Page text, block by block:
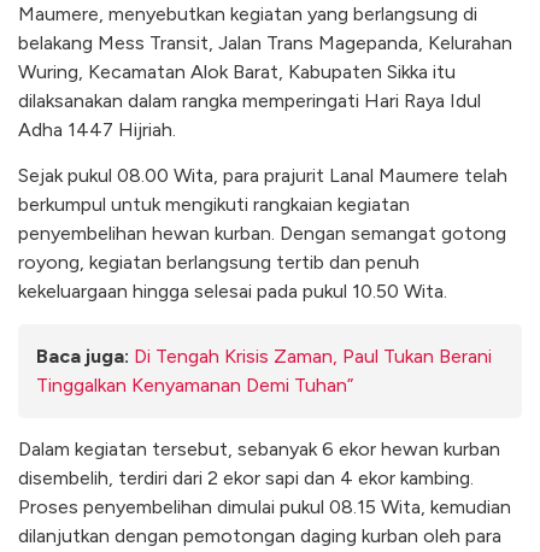
Maumere, menyebutkan kegiatan yang berlangsung di
belakang Mess Transit, Jalan Trans Magepanda, Kelurahan
Wuring, Kecamatan Alok Barat, Kabupaten Sikka itu
dilaksanakan dalam rangka memperingati Hari Raya Idul
Adha 1447 Hijriah.
Sejak pukul 08.00 Wita, para prajurit Lanal Maumere telah
berkumpul untuk mengikuti rangkaian kegiatan
penyembelihan hewan kurban. Dengan semangat gotong
royong, kegiatan berlangsung tertib dan penuh
kekeluargaan hingga selesai pada pukul 10.50 Wita.
Baca juga: Di Tengah Krisis Zaman, Paul Tukan Berani
Tinggalkan Kenyamanan Demi Tuhan”
Dalam kegiatan tersebut, sebanyak 6 ekor hewan kurban
disembelih, terdiri dari 2 ekor sapi dan 4 ekor kambing.
Proses penyembelihan dimulai pukul 08.15 Wita, kemudian
dilanjutkan dengan pemotongan daging kurban oleh para